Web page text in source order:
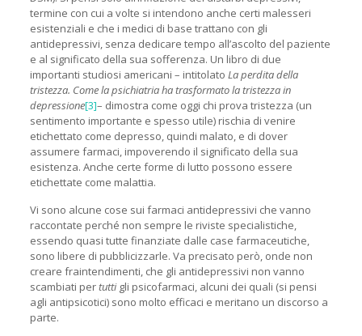
termine con cui a volte si intendono anche certi malesseri
esistenziali e che i medici di base trattano con gli
antidepressivi, senza dedicare tempo all’ascolto del paziente
e al significato della sua sofferenza. Un libro di due
importanti studiosi americani – intitolato La perdita della
tristezza. Come la psichiatria ha trasformato la tristezza in
depressione[3]– dimostra come oggi chi prova tristezza (un
sentimento importante e spesso utile) rischia di venire
etichettato come depresso, quindi malato, e di dover
assumere farmaci, impoverendo il significato della sua
esistenza. Anche certe forme di lutto possono essere
etichettate come malattia.
Vi sono alcune cose sui farmaci antidepressivi che vanno
raccontate perché non sempre le riviste specialistiche,
essendo quasi tutte finanziate dalle case farmaceutiche,
sono libere di pubblicizzarle. Va precisato però, onde non
creare fraintendimenti, che gli antidepressivi non vanno
scambiati pertuttigli psicofarmaci, alcuni dei quali (si pensi
agli antipsicotici) sono molto efficaci e meritano un discorso a
parte.